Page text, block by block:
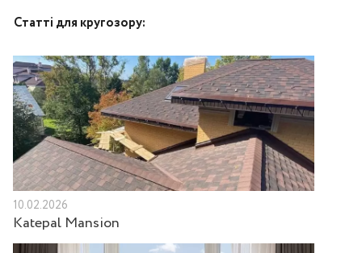
Статті для кругозору:
10.02.2026
Katepal Mansion